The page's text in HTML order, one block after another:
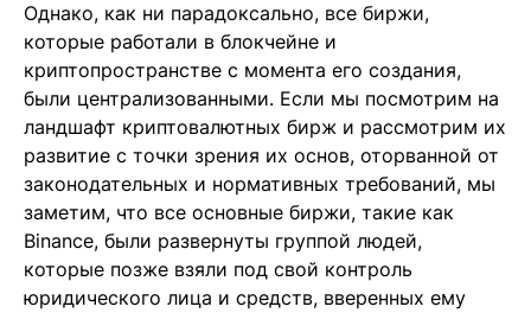
Однако, как ни парадоксально, все биржи,
которые работали в блокчейне и
криптопространстве с момента его создания,
были централизованными. Если мы посмотрим на
ландшафт криптовалютных бирж и рассмотрим их
развитие с точки зрения их основ, оторванной от
законодательных и нормативных требований, мы
заметим, что все основные биржи, такие как
Binance, были развернуты группой людей,
которые позже взяли под свой контроль
юридического лица и средств, вверенных ему